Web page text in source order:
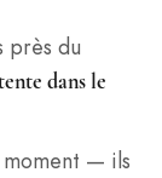
près du
dans le
— ils